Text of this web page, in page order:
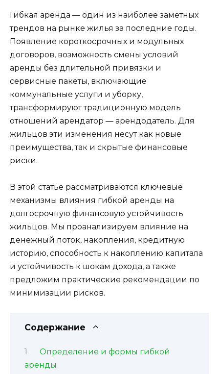
Гибкая аренда — один из наиболее заметных
трендов на рынке жилья за последние годы.
Появление короткосрочных и модульных
договоров, возможность смены условий
аренды без длительной привязки и
сервисные пакеты, включающие
коммунальные услуги и уборку,
трансформируют традиционную модель
отношений арендатор — арендодатель. Для
жильцов эти изменения несут как новые
преимущества, так и скрытые финансовые
риски.
В этой статье рассматриваются ключевые
механизмы влияния гибкой аренды на
долгосрочную финансовую устойчивость
жильцов. Мы проанализируем влияние на
денежный поток, накопления, кредитную
историю, способность к накоплению капитала
и устойчивость к шокам дохода, а также
предложим практические рекомендации по
минимизации рисков.
Содержание
Определение и формы гибкой
аренды